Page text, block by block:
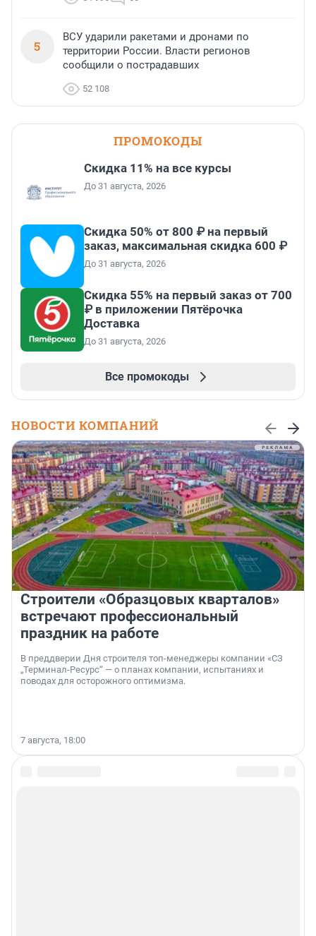
5
ВСУ ударили ракетами и дронами по
территории России. Власти регионов
сообщили о пострадавших
52 108
ПРОМОКОДЫ
Скидка 11% на все курсы
До 31 августа, 2026
Скидка 50% от 800 ₽ на первый
заказ, максимальная скидка 600 ₽
До 31 августа, 2026
Скидка 55% на первый заказ от 700
₽ в приложении Пятёрочка
Доставка
До 31 августа, 2026
Все промокоды
НОВОСТИ КОМПАНИЙ
Строители «Образцовых кварталов»
встречают профессиональный
праздник на работе
В преддверии Дня строителя топ-менеджеры компании «СЗ
„Терминал-Ресурс“ — о планах компании, испытаниях и
поводах для осторожного оптимизма.
7 августа, 18:00